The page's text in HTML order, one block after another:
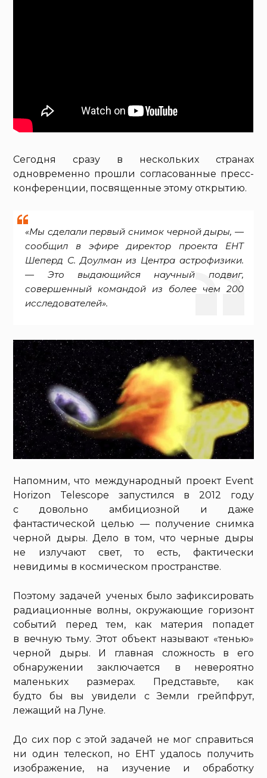
Сегодня сразу в нескольких странах
одновременно прошли согласованные пресс-
конференции, посвященные этому открытию.
«Мы сделали первый снимок черной дыры, —
сообщил в эфире директор проекта EHT
Шеперд С. Доулман из Центра астрофизики.
— Это выдающийся научный подвиг,
совершенный командой из более чем 200
исследователей».
Напомним, что международный проект Event
Horizon Telescope запустился в 2012 году
с довольно амбициозной и даже
фантастической целью — получение снимка
черной дыры. Дело в том, что черные дыры
не излучают свет, то есть, фактически
невидимы в космическом пространстве.
Поэтому задачей ученых было зафиксировать
радиационные волны, окружающие горизонт
событий перед тем, как материя попадет
в вечную тьму. Этот объект называют «тенью»
черной дыры. И главная сложность в его
обнаружении заключается в невероятно
маленьких размерах. Представьте, как
будто бы вы увидели с Земли грейпфрут,
лежащий на Луне.
До сих пор с этой задачей не мог справиться
ни один телескоп, но ЕНТ удалось получить
изображение, на изучение и обработку